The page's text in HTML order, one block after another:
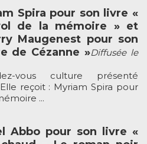
Spira pour son livre «
de la mémoire » et
Maugenest pour son
de Cézanne »Diffusée le
vous culture présenté
reçoit : Myriam Spira pour
...
Abbo pour son livre «